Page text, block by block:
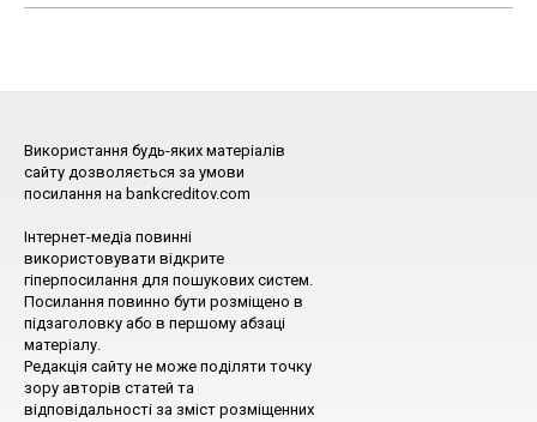
Використання будь-яких матеріалів
сайту дозволяється за умови
посилання на bankcreditov.com
Інтернет-медіа повинні
використовувати відкрите
гіперпосилання для пошукових систем.
Посилання повинно бути розміщено в
підзаголовку або в першому абзаці
матеріалу.
Редакція сайту не може поділяти точку
зору авторів статей та
відповідальності за зміст розміщенних